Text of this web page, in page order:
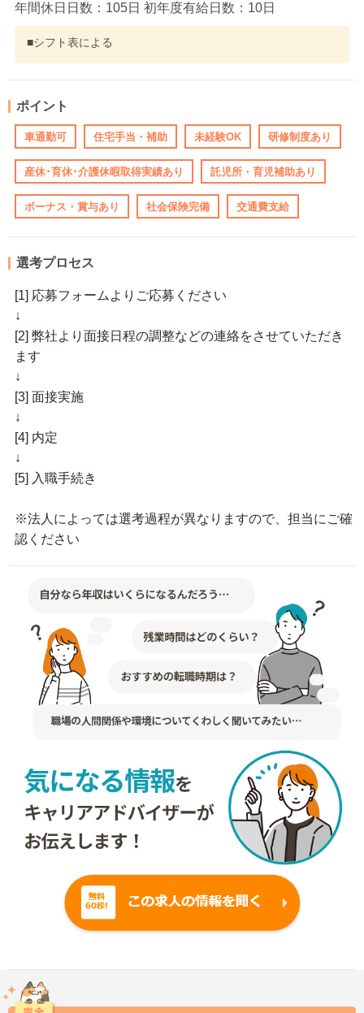
年間休日日数：105日 初年度有給日数：10日
■シフト表による
ポイント
車通勤可 住宅手当・補助 未経験OK 研修制度あり
産休･育休･介護休暇取得実績あり 託児所・育児補助あり
ボーナス・賞与あり 社会保険完備 交通費支給
選考プロセス
[1] 応募フォームよりご応募ください
↓
[2] 弊社より面接日程の調整などの連絡をさせていただき
ます
↓
[3] 面接実施
↓
[4] 内定
↓
[5] 入職手続き
※法人によっては選考過程が異なりますので、担当にご確
認ください